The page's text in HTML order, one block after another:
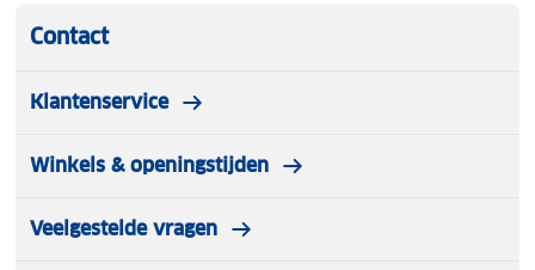
Contact
Klantenservice
Winkels & openingstijden
Veelgestelde vragen